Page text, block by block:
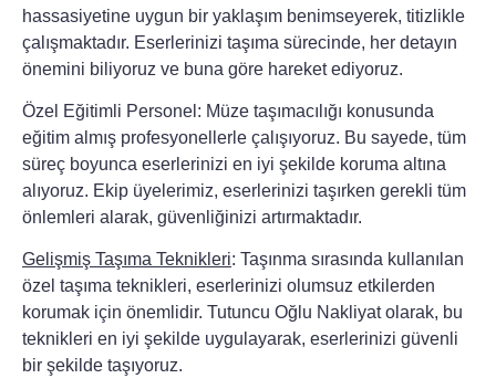
hassasiyetine uygun bir yaklaşım benimseyerek, titizlikle
çalışmaktadır. Eserlerinizi taşıma sürecinde, her detayın
önemini biliyoruz ve buna göre hareket ediyoruz.
Özel Eğitimli Personel : Müze taşımacılığı konusunda
eğitim almış profesyonellerle çalışıyoruz. Bu sayede, tüm
süreç boyunca eserlerinizi en iyi şekilde koruma altına
alıyoruz. Ekip üyelerimiz, eserlerinizi taşırken gerekli tüm
önlemleri alarak, güvenliğinizi artırmaktadır.
Gelişmiş Taşıma Teknikleri: Taşınma sırasında kullanılan
özel taşıma teknikleri, eserlerinizi olumsuz etkilerden
korumak için önemlidir. Tutuncu Oğlu Nakliyat olarak, bu
teknikleri en iyi şekilde uygulayarak, eserlerinizi güvenli
bir şekilde taşıyoruz.